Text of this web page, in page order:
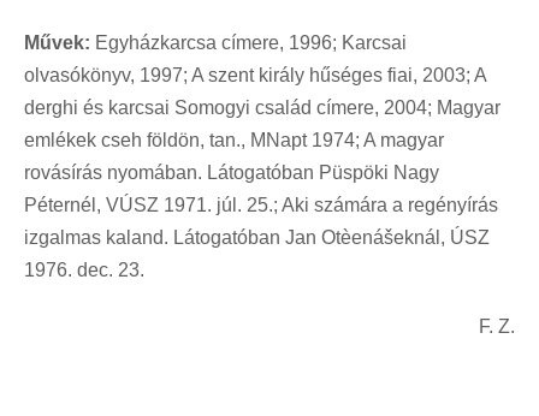
Művek: Egyházkarcsa címere, 1996; Karcsai
olvasókönyv, 1997; A szent király hűséges fiai, 2003; A
derghi és karcsai Somogyi család címere, 2004; Magyar
emlékek cseh földön, tan., MNapt 1974; A magyar
rovásírás nyomában. Látogatóban Püspöki Nagy
Péternél, VÚSZ 1971. júl. 25.; Aki számára a regényírás
izgalmas kaland. Látogatóban Jan Otèenášeknál, ÚSZ
1976. dec. 23.
F. Z.